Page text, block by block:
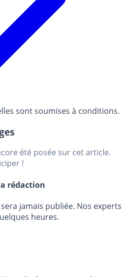
sont soumises à conditions.
été posée sur cet article.
!
rédaction
jamais publiée. Nos experts
heures.